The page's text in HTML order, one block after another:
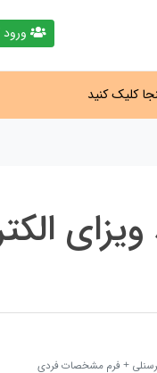
کلیک کنید